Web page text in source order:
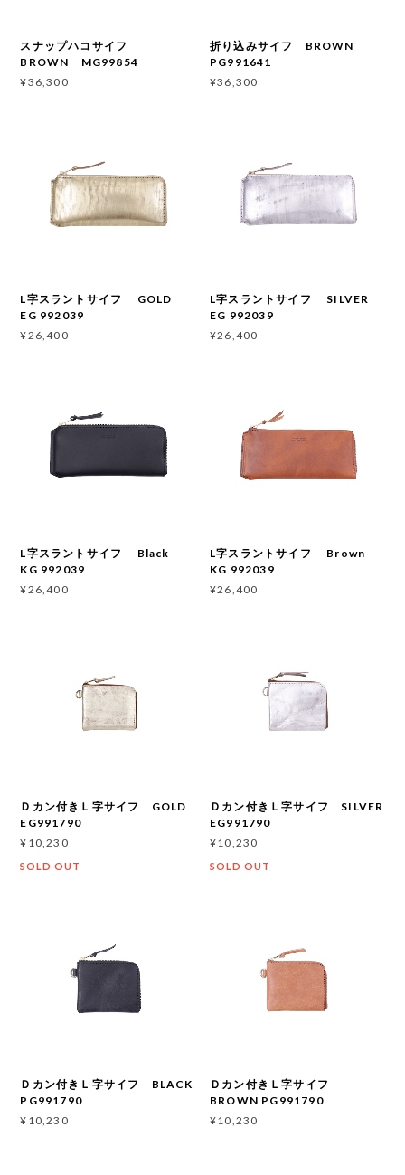
スナップハコサイフ
BROWN MG99854
¥36,300
折り込みサイフ BROWN
PG991641
¥36,300
L字スラントサイフ GOLD
EG 992039
¥26,400
L字スラントサイフ SILVER
EG 992039
¥26,400
L字スラントサイフ Black
KG 992039
¥26,400
L字スラントサイフ Brown
KG 992039
¥26,400
Ｄカン付きＬ字サイフ GOLD
EG991790
¥10,230
SOLD OUT
Ｄカン付きＬ字サイフ SILVER
EG991790
¥10,230
SOLD OUT
Ｄカン付きＬ字サイフ BLACK
PG991790
¥10,230
Ｄカン付きＬ字サイフ
BROWN PG991790
¥10,230